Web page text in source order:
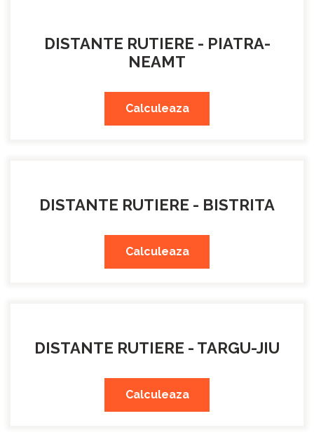
DISTANTE RUTIERE - PIATRA-
NEAMT
Calculeaza
DISTANTE RUTIERE - BISTRITA
Calculeaza
DISTANTE RUTIERE - TARGU-JIU
Calculeaza